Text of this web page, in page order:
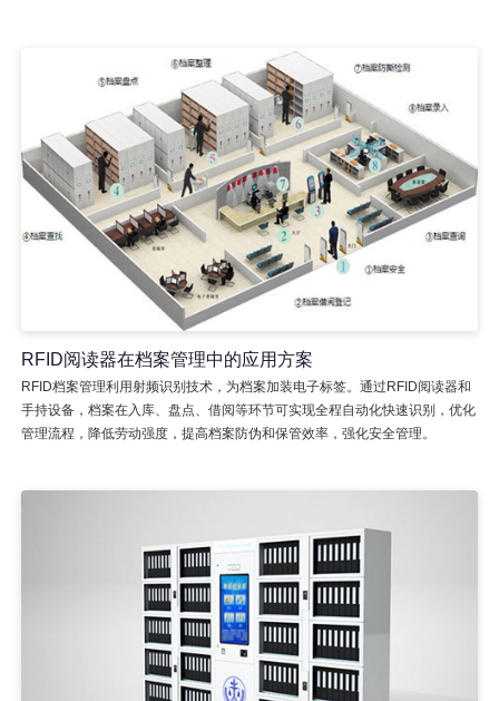
RFID阅读器在档案管理中的应用方案
RFID档案管理利用射频识别技术，为档案加装电子标签。通过RFID阅读器和
手持设备，档案在入库、盘点、借阅等环节可实现全程自动化快速识别，优化
管理流程，降低劳动强度，提高档案防伪和保管效率，强化安全管理。